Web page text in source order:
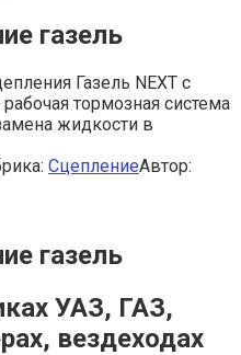
газель
Газель NEXT с
тормозная система
жидкости в
СцеплениеАвтор:
газель
УАЗ, ГАЗ,
вездеходах